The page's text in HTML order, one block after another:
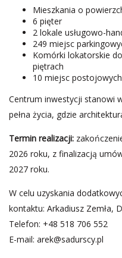
Mieszkania o
6 pięter
2 lokale usługowo-
249 miejsc
Komórki lokatorskie
piętrach
10 miejsc
Centrum inwestycji stanowi
pełna życia, gdzie
Termin realizacji:
2026 roku, z finalizacją
2027 roku.
W celu uzyskania
kontaktu: Arkadiusz Zemła,
Telefon: +48 518 706 552
E-mail: arek@sadurscy.pl